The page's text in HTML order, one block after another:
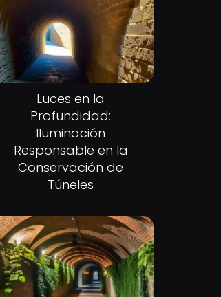
Luces en la
Profundidad:
Iluminación
Responsable en la
Conservación de
Túneles